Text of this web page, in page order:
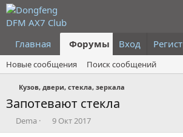
Главная Форумы Что нового?
Вход
Новые сообщения Поиск сообщений
Кузов, двери, стекла, зеркала
Запотевают стекла
А
в
Dema
Д
а
9 Окт 2017